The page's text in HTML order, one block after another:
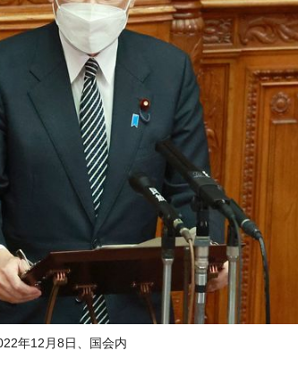
年12月8日、国会内